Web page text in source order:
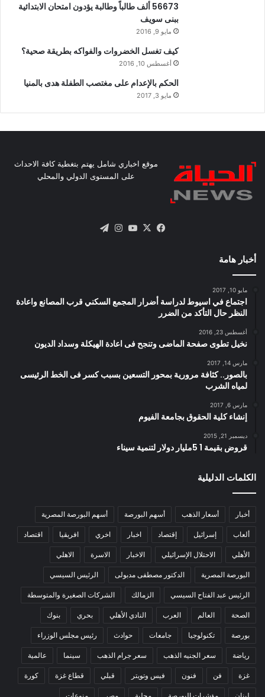
56673 ألف طالباً وطالبة يؤدون امتحان الابتدائية
ببنى سويف
مايو 9, 2016
كيف تغسل الخضروات والفواكه بطريقة صحية؟
أغسطس 10, 2016
الحكم بالإعدام على مغتصب الطفلة هدى بالمنيا
مايو 3, 2017
موقع اخباري شامل يهتم بتغطية كافة الاحداث
على المستوى الدولي والمحلي
فيسبوك
X يوتيوبانستقرام
أخبار هامة
مايو 10, 2017
اجتماع في اسيوط لدراسة أضرار المجمع السكني قرب المصانع واعادة
النظر حال التأكد من الضرر
أغسطس 23, 2016
نخيل تطوى صفحة الماضى وتنجح فى اعادة الهيكلة وسداد الديون
مارس 14, 2017
بالصور.. كثافة مرورية بمحور التسعين بسبب كسر فى الخط الرئيسى
لمياه الشرب
مارس 6, 2017
إنشاء كلية الحقوق بجامعة الفيوم
ديسمبر 21, 2015
قروض بقيمة 1 5مليار دولار لتنمية سيناء
الكلمات الدليلية
أخبار أسعار الذهب أسهم البورصة أسهم البورصة المصرية
ألعاب إسرائيل إقتصاد اخبار اخري افريقيا اقتصاد
الأهلي الاحتلال الإسرائيلي الاخبار الاسرة الاهلي
البورصة المصرية الدكتور مصطفى مدبولى الرئيس السيسي
الرئيس عبد الفتاح السيسي الزمالك الشركات الصغيرة والمتوسطة
الصحة العالم العرب النادي الأهلي بحري بنوك
بورصة تكنولوجيا جامعات حوادث رئيس مجلس الوزراء
رياضة سعر الجنيه الذهب سعر جرام الذهب سينما عالمية
غزة فن فنون فيس وتويتر قبلي قطاع غزة كورة